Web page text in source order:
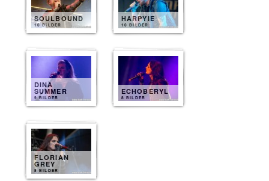
SOULBOUND
10 BILDER
HARPYIE
10 BILDER
DINA
SUMMER
9 BILDER
ECHOBERYL
8 BILDER
FLORIAN
GREY
8 BILDER